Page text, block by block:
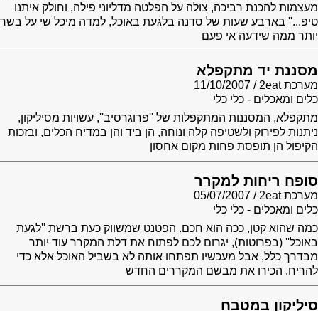
מעצמות להכנת רביכה, צולה על הפלטה מדליוני פילה, וחולק איתנו
טיפ...'' בארבע שעות של סדנה בלגעת באוכל, למדה מיכל שי על בשר
יותר ממה שידעה אי פעם
מסננת יד מתקפלא
מערכת 2eat
11/10/2007
כלים ומאכלים - כלי כלי
מתקפלא, המסננות המתקפלות של ''פרוגרסיב'', עשויות מסיליקון,
ניתנות לפירוק ולשטיפה קלה ונוחה, הן ביד והן במדיח הכלים, ובזכות
הקיפול הן תופסת פחות מקום אחסון
סופח ריחות למקרר
מערכת 2eat
05/07/2007
כלים ומאכלים - כלי כלי
כמה שהוא קטן, ככה הוא חכם. הפטנט שמשווק כעת ברשת ''לגעת
באוכל'' (בפרוטות), יגרום לכם לפתוח את דלת המקרר עוד יותר
מבדרך כלל, אבל מעכשיו תפתחו אותה לא בשביל האוכל אלא כדי
להריח. הכירו את מבשם המקררים החדש
סיליקון במטבח